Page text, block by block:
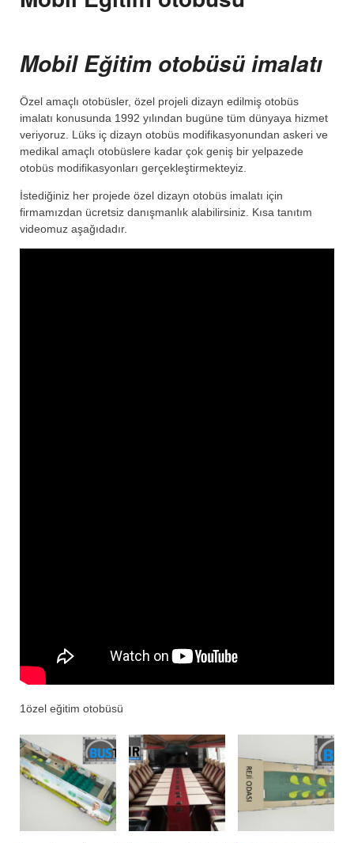
Mobil Eğitim otobüsü imalatı
Özel amaçlı otobüsler, özel projeli dizayn edilmiş otobüs
imalatı konusunda 1992 yılından bugüne tüm dünyaya hizmet
veriyoruz. Lüks iç dizayn otobüs modifikasyonundan askeri ve
medikal amaçlı otobüslere kadar çok geniş bir yelpazede
otobüs modifikasyonları gerçekleştirmekteyiz.
İstediğiniz her projede özel dizayn otobüs imalatı için
firmamızdan ücretsiz danışmanlık alabilirsiniz. Kısa tanıtım
videomuz aşağıdadır.
1özel eğitim otobüsü